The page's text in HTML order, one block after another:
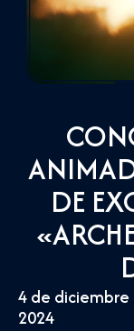
DE
4 de diciembre
2024